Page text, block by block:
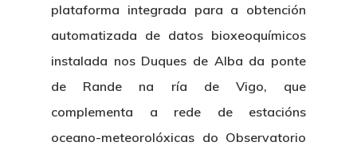
plataforma integrada para a obtención
automatizada de datos bioxeoquímicos
instalada nos Duques de Alba da ponte
de Rande na ría de Vigo, que
complementa a rede de estacións
oceano-meteorolóxicas do Observatorio